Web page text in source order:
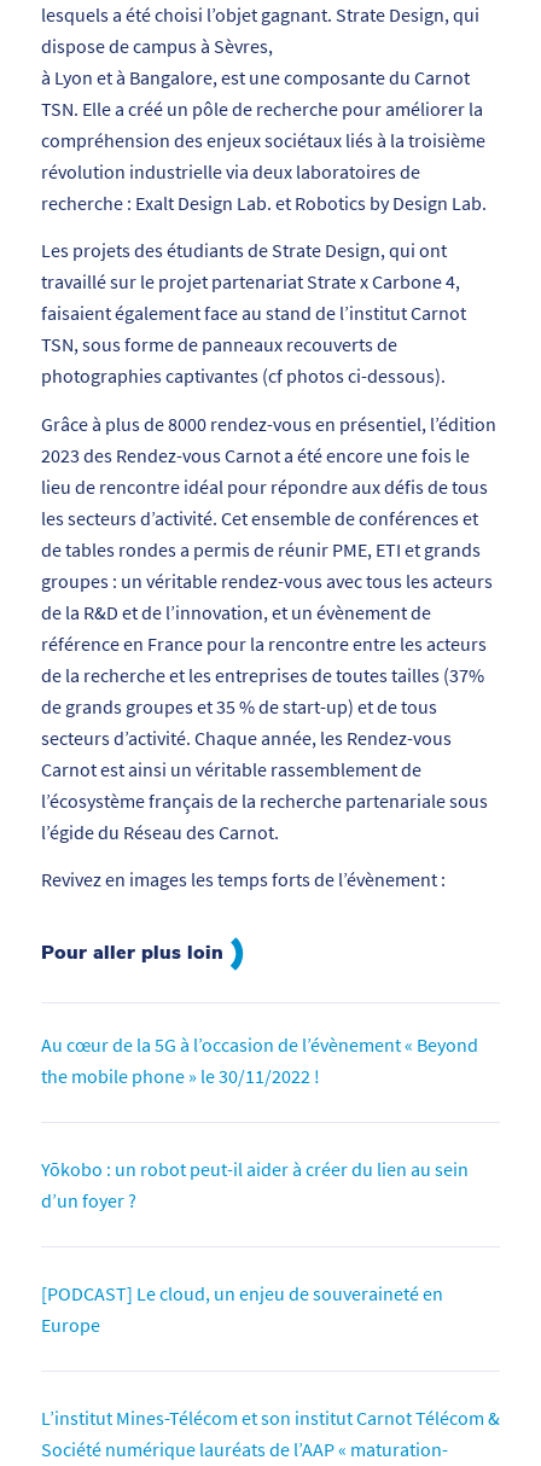
lesquels a été choisi l’objet gagnant. Strate Design, qui
dispose de campus à Sèvres,
à Lyon et à Bangalore, est une composante du Carnot
TSN. Elle a créé un pôle de recherche pour améliorer la
compréhension des enjeux sociétaux liés à la troisième
révolution industrielle via deux laboratoires de
recherche : Exalt Design Lab. et Robotics by Design Lab.
Les projets des étudiants de Strate Design, qui ont
travaillé sur le projet partenariat Strate x Carbone 4,
faisaient également face au stand de l’institut Carnot
TSN, sous forme de panneaux recouverts de
photographies captivantes (cf photos ci-dessous).
Grâce à plus de 8000 rendez-vous en présentiel, l’édition
2023 des Rendez-vous Carnot a été encore une fois le
lieu de rencontre idéal pour répondre aux défis de tous
les secteurs d’activité. Cet ensemble de conférences et
de tables rondes a permis de réunir PME, ETI et grands
groupes : un véritable rendez-vous avec tous les acteurs
de la R&D et de l’innovation, et un évènement de
référence en France pour la rencontre entre les acteurs
de la recherche et les entreprises de toutes tailles (37%
de grands groupes et 35 % de start-up) et de tous
secteurs d’activité. Chaque année, les Rendez-vous
Carnot est ainsi un véritable rassemblement de
l’écosystème français de la recherche partenariale sous
l’égide du Réseau des Carnot.
Revivez en images les temps forts de l’évènement :
Pour aller plus loin
Au cœur de la 5G à l’occasion de l’évènement « Beyond
the mobile phone » le 30/11/2022 !
Yōkobo : un robot peut-il aider à créer du lien au sein
d’un foyer ?
[PODCAST] Le cloud, un enjeu de souveraineté en
Europe
L’institut Mines-Télécom et son institut Carnot Télécom &
Société numérique lauréats de l’AAP « maturation-